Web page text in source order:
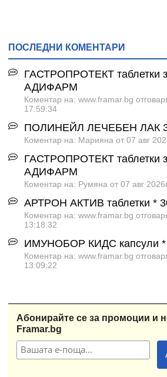
ПОСЛЕДНИ КОМЕНТАРИ
ГАСТРОПРОТЕКТ таблетки
АДИФАРМ
Коментар на: www.framar.bg
17:59:34
ПОЛИНЕЙЛ ЛЕЧЕБЕН ЛАК
Коментар на: Марияна от 07 авг
ГАСТРОПРОТЕКТ таблетки
АДИФАРМ
Коментар на: Румяна от 07 авг
АРТРОН АКТИВ таблетки *
Коментар на: www.framar.bg
13:18:32
ИМУНОБОР КИДС капсули *
Коментар на: www.framar.bg
13:09:22
Абонирайте се за промоции и
Framar.bg